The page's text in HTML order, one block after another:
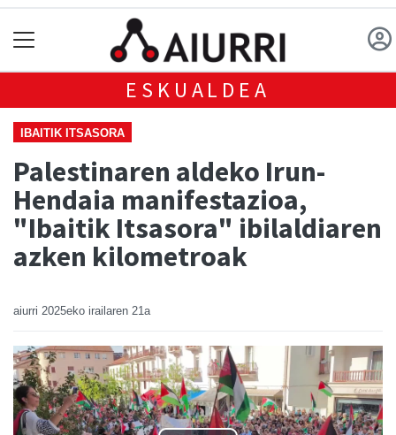
ESKUALDEA
IBAITIK ITSASORA
Palestinaren aldeko Irun-
Hendaia manifestazioa,
"Ibaitik Itsasora" ibilaldiaren
azken kilometroak
aiurri 2025eko irailaren 21a